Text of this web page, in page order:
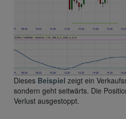
Dieses Beispiel zeigt ein
sondern geht seitwärts. Die
Verlust ausgestoppt.